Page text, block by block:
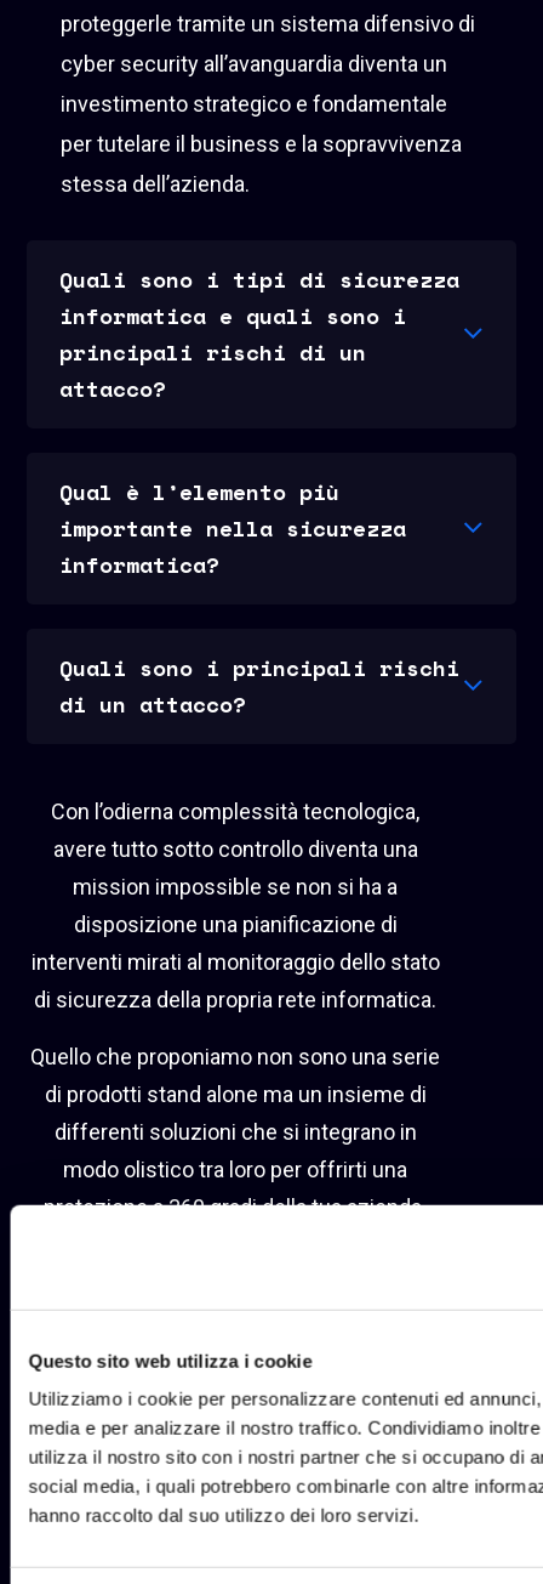
Questo sito web utilizza i cookie
Utilizziamo i cookie per personalizzare contenuti ed
media e per analizzare il nostro traffico. Condividiamo
utilizza il nostro sito con i nostri partner che si occupano di
social media, i quali potrebbero combinarle con altre
hanno raccolto dal suo utilizzo dei loro servizi.
proteggerle tramite un sistema difensivo di
cyber security all’avanguardia diventa un
investimento strategico e fondamentale
per tutelare il business e la sopravvivenza
stessa dell’azienda.
Quali sono i tipi di sicurezza
informatica e quali sono i
principali rischi di un
attacco?
Qual è l’elemento più
importante nella sicurezza
informatica?
Quali sono i principali rischi
di un attacco?
Con l’odierna complessità tecnologica,
avere tutto sotto controllo diventa una
mission impossible se non si ha a
disposizione una pianificazione di
interventi mirati al monitoraggio dello stato
di sicurezza della propria rete informatica.
Quello che proponiamo non sono una serie
di prodotti stand alone ma un insieme di
differenti soluzioni che si integrano in
modo olistico tra loro per offrirti una
protezione a 360 gradi della tua azienda.